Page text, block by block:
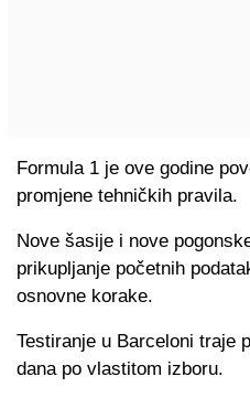
Formula 1 je ove godine
promjene tehničkih pravila.
Nove šasije i nove
prikupljanje početnih
osnovne korake.
Testiranje u Barceloni traje
dana po vlastitom izboru.